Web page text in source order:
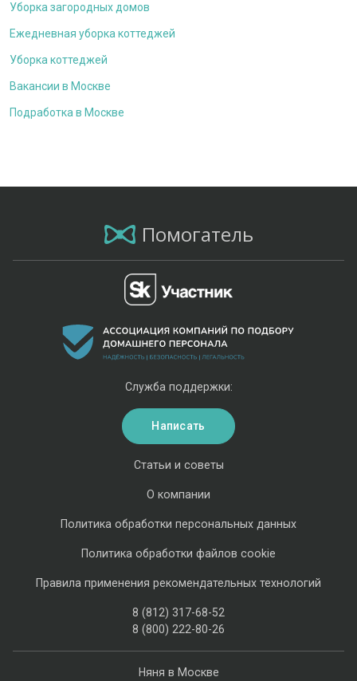
Уборка загородных домов
Ежедневная уборка коттеджей
Уборка коттеджей
Вакансии в Москве
Подработка в Москве
Помогатель
Няня в Москве
Статьи и советы
О компании
Политика обработки персональных данных
Политика обработки файлов cookie
Правила применения рекомендательных технологий
8 (812) 317-68-52
8 (800) 222-80-26
Служба поддержки:
Написать